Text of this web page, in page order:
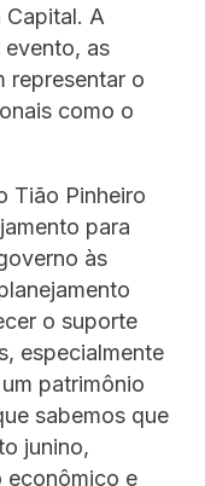
Capital. A
as
representar o
como o
Tião Pinheiro
para
às
o suporte
especialmente
patrimônio
sabemos que
junino,
econômico e